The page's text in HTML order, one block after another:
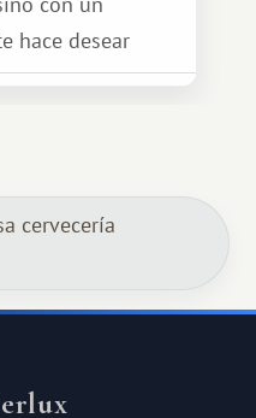
hace desear
cervecería